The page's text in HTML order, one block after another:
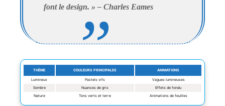
font le design. » – Charles Eames
THÈME COULEURS PRINCIPALES ANIMATIONS
Lumineux Pastels vifs
Vagues lumineuses
Sombre
Nuances de gris
Effets de fondu
Nature
Tons verts et terre Animations de feuilles